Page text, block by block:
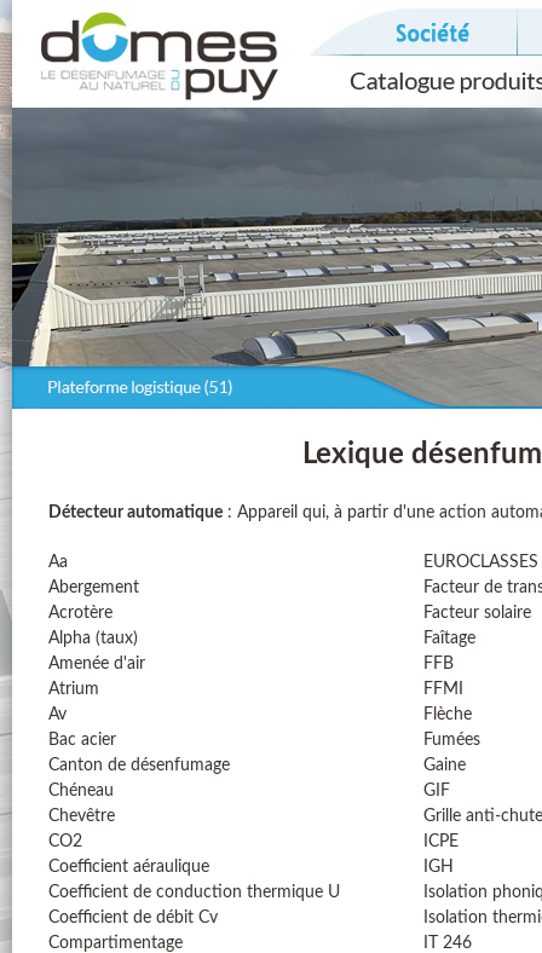
Lexique
Détecteur automatique : Appareil qui, à partir d'une action
Aa
Abergement
Acrotère
Alpha (taux)
Amenée d'air
Atrium
Av
Bac acier
Canton de désenfumage
Chéneau
Chevêtre
CO2
Coefficient aéraulique
Coefficient de conduction thermique U
Coefficient de débit Cv
Compartimentage
EUROCLASSES
Facteur de
Facteur solaire
Faîtage
FFB
FFMI
Flèche
Fumées
Gaine
GIF
Grille anti-chute
ICPE
IGH
Isolation
Isolation
IT 246